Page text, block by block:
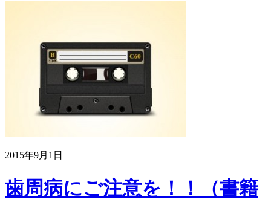
2015年9月1日
歯周病にご注意を！！（書籍